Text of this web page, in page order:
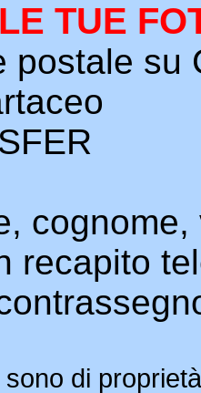
TUE
postale su
recapito
di